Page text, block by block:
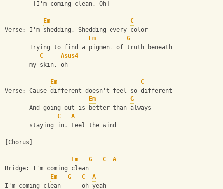
        [I'm coming clean, Oh]
Em
C
Verse: I'm shedding, Shedding every color
Em
G
       Trying to find a pigment of truth beneath
C
Asus4
       my skin, oh
Em
C
Verse: Cause different doesn't feel so different
Em
G
       And going out is better than always
C
A
       staying in. Feel the wind
[Chorus]
Em G C
A
Bridge: I'm coming clean
Em
G C
A
I'm coming clean      oh yeah